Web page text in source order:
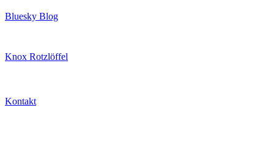
Bluesky Blog
Knox Rotzlöffel
Kontakt